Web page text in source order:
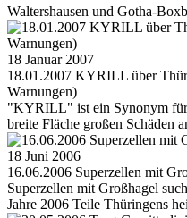
Waltershausen und Gotha-
18 Januar 2007
18.01.2007 KYRILL über
Warnungen)
"KYRILL" ist ein Synonym für
breite Fläche großen Schäden
18 Juni 2006
16.06.2006 Superzellen mit
Superzellen mit Großhagel
Jahre 2006 Teile Thüringens